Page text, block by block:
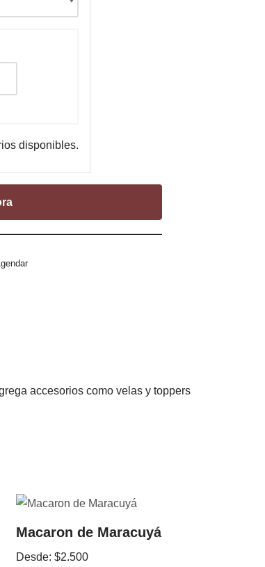
disponibles.
accesorios como velas y toppers
Macaron de Maracuyá
Desde:$2.500